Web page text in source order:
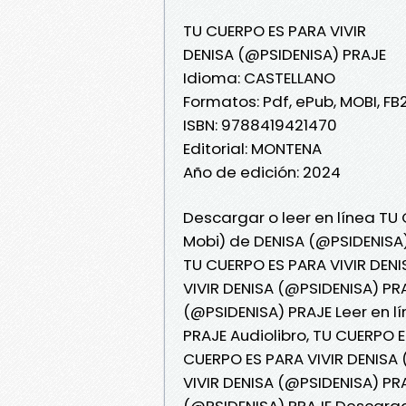
TU CUERPO ES PARA VIVIR
DENISA (@PSIDENISA) PRAJE
Idioma: CASTELLANO
Formatos: Pdf, ePub, MOBI,
ISBN: 9788419421470
Editorial: MONTENA
Año de edición: 2024
Descargar o leer en línea TU
Mobi) de DENISA
TU CUERPO ES PARA VIVIR
VIVIR DENISA (@PSIDENISA)
(@PSIDENISA) PRAJE Leer en
PRAJE Audiolibro, TU CUERPO
CUERPO ES PARA VIVIR
VIVIR DENISA (@PSIDENISA)